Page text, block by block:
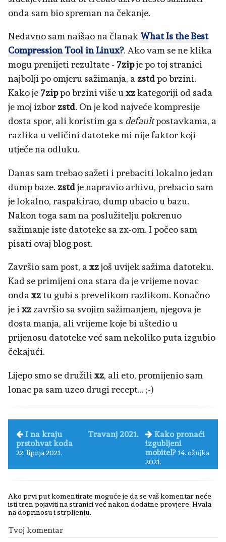
onda sam bio spreman na čekanje.
Nedavno sam naišao na članak What Is the Best
Compression Tool in Linux?. Ako vam se ne klika
mogu prenijeti rezultate - 7zipje po toj stranici
najbolji po omjeru sažimanja, azstdpo brzini.
Kako je 7zippo brzini više uxzkategoriji od sada
je moj izborzstd. On je kod najveće kompresije
dosta spor, ali koristim ga s defaultpostavkama, a
razlika u veličini datoteke mi nije faktor koji
utječe na odluku.
Danas sam trebao sažeti i prebaciti lokalno jedan
dump baze. zstdje napravio arhivu, prebacio sam
je lokalno, raspakirao, dump ubacio u bazu.
Nakon toga sam na poslužitelju pokrenuo
sažimanje iste datoteke sa zx-om. I počeo sam
pisati ovaj blog post.
Završio sam post, axzjoš uvijek sažima datoteku.
Kad se primijeni ona stara da je vrijeme novac
ondaxztu gubi s prevelikom razlikom. Konačno
je ixzzavršio sa svojim sažimanjem, njegova je
dosta manja, ali vrijeme koje bi uštedio u
prijenosu datoteke već sam nekoliko puta izgubio
čekajući.
Lijepo smo se družili xz, ali eto, promijenio sam
lonac pa sam uzeo drugi recept... ;-)
I na kraju
prstohvat koda
22. lipnja 2021.
Travanj 2021.
Kako pronaći
izgubljeni
mobitel? 14. ožujka
2021.
Ako prvi put komentirate moguće je da se vaš komentar neće
isti tren pojaviti na stranici već nakon dodatne provjere. Hvala
na doprinosu i strpljenju.
Tvoj komentar